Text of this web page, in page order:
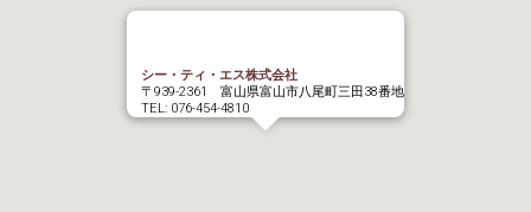
シー・ティ・エス株式会社
〒939-2361 富山県富山市八尾町三田38番地
TEL: 076-454-4810